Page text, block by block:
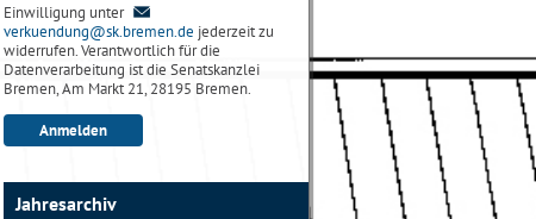
Einwilligung unter
verkuendung@sk.bremen.de jederzeit zu
widerrufen. Verantwortlich für die
Datenverarbeitung ist die Senatskanzlei
Bremen, Am Markt 21, 28195 Bremen.
Jahresarchiv